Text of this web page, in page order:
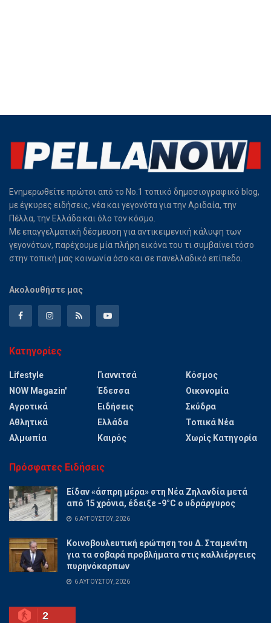
Ενημερωθείτε πρώτοι από το Νο.1 τοπικό δημοσιογραφικό blog,
με έγκυρες ειδήσεις, νέα και γεγονότα για την Αριδαία, την
Πέλλα, την Ελλάδα και όλο τον κόσμο.
Με επαγγελματική δέσμευση για αντικειμενική κάλυψη των
γεγονότων, παρέχουμε μία πλήρη εικόνα του τι συμβαίνει τόσο
στην τοπική μας κοινωνία όσο και σε πανελλαδικό επίπεδο.
Ακολουθήστε μας
Κατηγορίες
Lifestyle
NOW Magazin'
Αγροτικά
Αθλητικά
Αλμωπία
Γιαννιτσά
Έδεσσα
Ειδήσεις
Ελλάδα
Καιρός
Κόσμος
Οικονομία
Σκύδρα
Τοπικά Νέα
Χωρίς Κατηγορία
Πρόσφατες Ειδήσεις
Είδαν «άσπρη μέρα» στη Νέα Ζηλανδία μετά
από 15 χρόνια, έδειξε -9°C ο υδράργυρος
6 ΑΥΓΟΎΣΤΟΥ, 2026
Κοινοβουλευτική ερώτηση του Δ. Σταμενίτη
για τα σοβαρά προβλήματα στις καλλιέργειες
πυρηνόκαρπων
6 ΑΥΓΟΎΣΤΟΥ, 2026
2